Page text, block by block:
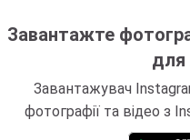
Завантажте
для
Завантажувач
фотографії та відео з